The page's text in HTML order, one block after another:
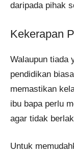
daripada pihak
Kekerapan
Walaupun tiada
pendidikan
memastikan
ibu bapa perlu
agar tidak
Untuk